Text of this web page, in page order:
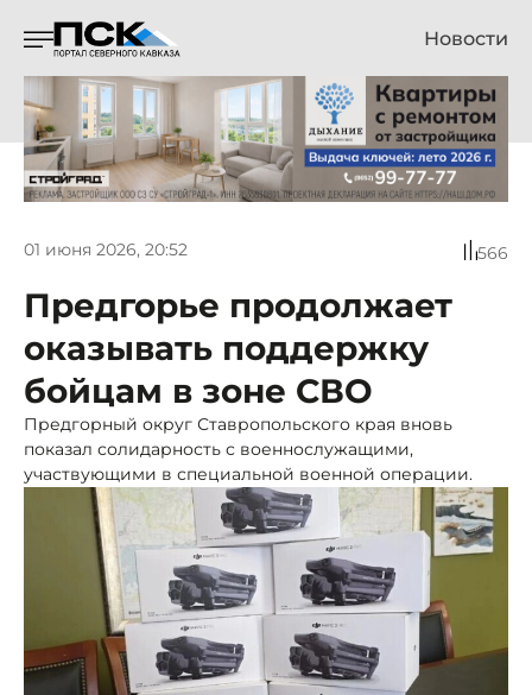
Новости
01 июня 2026, 20:52 566
Предгорье продолжает
оказывать поддержку
бойцам в зоне СВО
Предгорный округ Ставропольского края вновь
показал солидарность с военнослужащими,
участвующими в специальной военной операции.